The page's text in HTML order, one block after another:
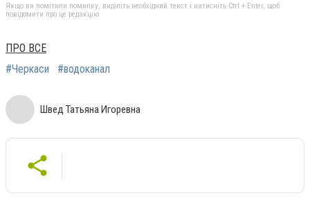
Якщо ви помітили помилку, виділіть необхідний текст і натисніть Ctrl + Enter, щоб
повідомити про це редакцію
ПРО ВСЕ
#Черкаси
#водоканал
Швед Татьяна Игоревна